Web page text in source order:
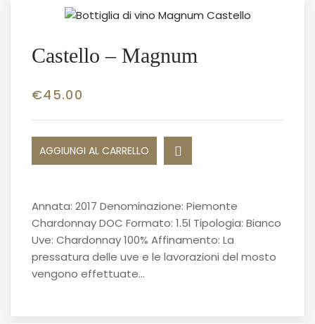
Castello – Magnum
€45.00
AGGIUNGI AL CARRELLO
Annata: 2017 Denominazione: Piemonte
Chardonnay DOC Formato: 1.5l Tipologia: Bianco
Uve: Chardonnay 100% Affinamento: La
pressatura delle uve e le lavorazioni del mosto
vengono effettuate…